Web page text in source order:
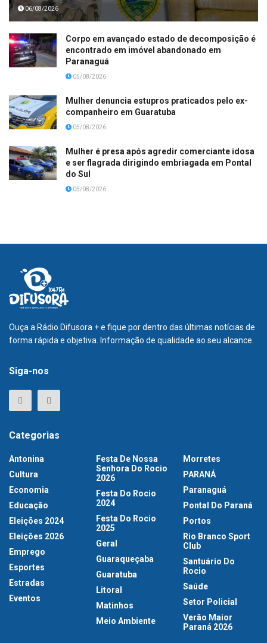
06/08/2026
Corpo em avançado estado de decomposição é
encontrado em imóvel abandonado em
Paranaguá
05/08/2026
Mulher denuncia estupros praticados pelo ex-
companheiro em Guaratuba
05/08/2026
Mulher é presa após agredir comerciante idosa
e ser flagrada dirigindo embriagada em Pontal
do Sul
05/08/2026
Ouça a Rádio Difusora + e fique por dentro das últimas notícias de
forma rápida e objetiva. Informação de qualidade ao seu alcance.
Siga-nos
Categorias
Antonina
Cultura
Economia
Educação
Eleições 2024
Eleições 2026
Emprego
Esportes
Estradas
Eventos
Festa De Nossa
Senhora Do Rocio
2026
Festa Do Rocio
2024
Festa Do Rocio
2025
Geral
Guaraqueçaba
Guaratuba
Litoral
Matinhos
Meio Ambiente
Morretes
PARANÁ
Paranaguá
Pontal Do Paraná
Portos
Rio Branco Sport
Club
Santuário Do
Rocio
Saúde
Setor Policial
Verão Maior
Paraná 2026